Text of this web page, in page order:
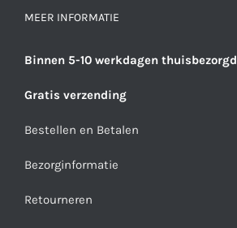
MEER INFORMATIE
Binnen 5-10 werkdagen thuisbezorgd
Gratis verzending
Bestellen en Betalen
Bezorginformatie
Retourneren